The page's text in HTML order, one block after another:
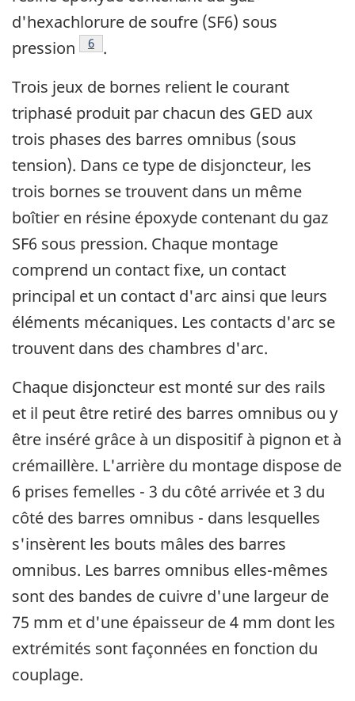
d'hexachlorure de soufre (SF6) sous
pression
Note de bas de page
6 .
Trois jeux de bornes relient le courant
triphasé produit par chacun des GED aux
trois phases des barres omnibus (sous
tension). Dans ce type de disjoncteur, les
trois bornes se trouvent dans un même
boîtier en résine époxyde contenant du gaz
SF6 sous pression. Chaque montage
comprend un contact fixe, un contact
principal et un contact d'arc ainsi que leurs
éléments mécaniques. Les contacts d'arc se
trouvent dans des chambres d'arc.
Chaque disjoncteur est monté sur des rails
et il peut être retiré des barres omnibus ou y
être inséré grâce à un dispositif à pignon et à
crémaillère. L'arrière du montage dispose de
6 prises femelles - 3 du côté arrivée et 3 du
côté des barres omnibus - dans lesquelles
s'insèrent les bouts mâles des barres
omnibus. Les barres omnibus elles-mêmes
sont des bandes de cuivre d'une largeur de
75 mm et d'une épaisseur de 4 mm dont les
extrémités sont façonnées en fonction du
couplage.